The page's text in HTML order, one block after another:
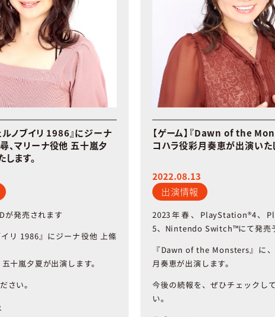
ルノブイリ 1986』にジーナ
、マリーナ役他 五十嵐夕
ます。
が発売されます
リ 1986』にジーナ役他 上絛
五十嵐夕夏が出演します。
さい。
【ゲーム】『Dawn of the
コハラ役彩月奏恵が出演いた
2022.08.13
出演情報
2023年春、 PlayStation®4、
5、 Nintendo Switch™にて発売
『Dawn of the Monsters』に
月奏恵が出演します。
今後の続報を、ぜひチェックし
い。